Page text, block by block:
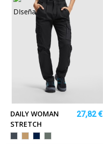
DAILY WOMAN
STRETCH
27,82 €
NegroCamelMARINO
PLOMO